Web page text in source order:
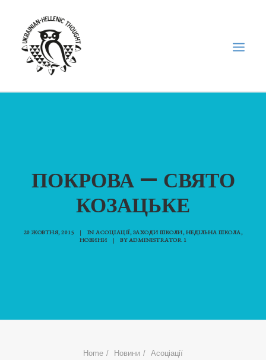
ФОРУМ УКРАЇНСЬКОЇ ДІАСПОРИ В ГРЕЦІЇ
ПОКРОВА — СВЯТО
КОЗАЦЬКЕ
20 ЖОВТНЯ, 2015 | INАСОЦІАЦІЇ,ЗАХОДИ ШКОЛИ,НЕДІЛЬНА ШКОЛА,
НОВИНИ
| BYADMINISTRATOR 1
Home Новини
Асоціації